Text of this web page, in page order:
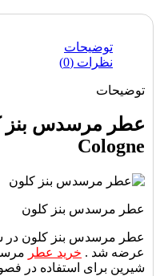
توضیحات
نظرات (0)
توضیحات
Cologne
عطر مرسدس بنز کلون
عرضه شد . خرید عطر
شیرین برای استفاده در